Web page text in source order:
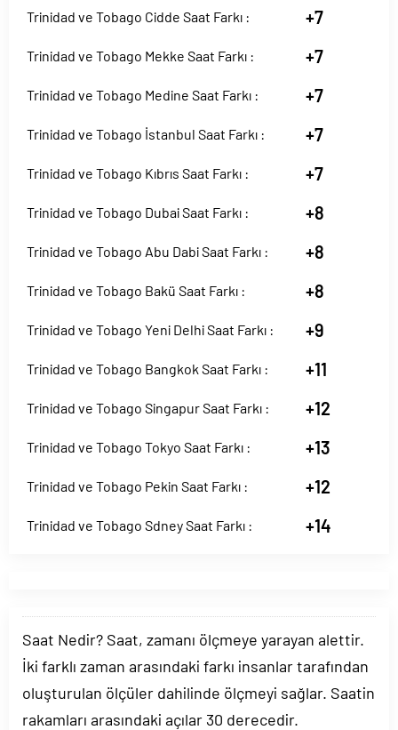
Trinidad ve Tobago Cidde Saat Farkı : +7
Trinidad ve Tobago Mekke Saat Farkı : +7
Trinidad ve Tobago Medine Saat Farkı : +7
Trinidad ve Tobago İstanbul Saat Farkı : +7
Trinidad ve Tobago Kıbrıs Saat Farkı : +7
Trinidad ve Tobago Dubai Saat Farkı : +8
Trinidad ve Tobago Abu Dabi Saat Farkı : +8
Trinidad ve Tobago Bakü Saat Farkı : +8
Trinidad ve Tobago Yeni Delhi Saat Farkı : +9
Trinidad ve Tobago Bangkok Saat Farkı : +11
Trinidad ve Tobago Singapur Saat Farkı : +12
Trinidad ve Tobago Tokyo Saat Farkı : +13
Trinidad ve Tobago Pekin Saat Farkı : +12
Trinidad ve Tobago Sdney Saat Farkı : +14
Saat Nedir? Saat, zamanı ölçmeye yarayan alettir.
İki farklı zaman arasındaki farkı insanlar tarafından
oluşturulan ölçüler dahilinde ölçmeyi sağlar. Saatin
rakamları arasındaki açılar 30 derecedir.